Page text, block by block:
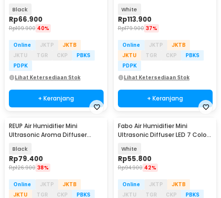
Black
Rp66.900
Rp109.900 40%
Online JKTP
JKTB
JKTU
TGR CKP
PBKS
PDPK
Lihat Ketersediaan Stok
+ Keranjang
White
Rp113.900
Rp179.900 37%
Online JKTP
JKTB
JKTU
TGR CKP
PBKS
PDPK
Lihat Ketersediaan Stok
+ Keranjang
REUP Air Humidifier Mini
Ultrasonic Aroma Diffuser
Black
Rp79.400
Rp126.900 38%
Online JKTP
JKTB
JKTU
TGR CKP
PBKS
Baru
Fabo Air Humidifier Mini
Ultrasonic Diffuser LED 7 Color
White
Rp55.800
Rp94.900 42%
Online JKTP
JKTB
JKTU
TGR CKP
PBKS